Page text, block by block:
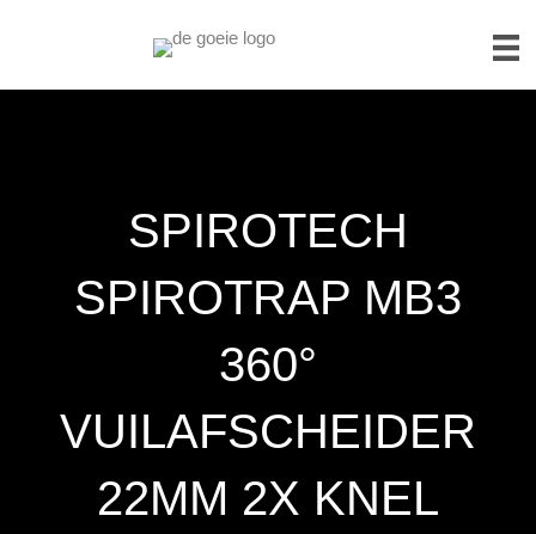
SPIROTECH
SPIROTRAP MB3
360°
VUILAFSCHEIDER
22MM 2X KNEL